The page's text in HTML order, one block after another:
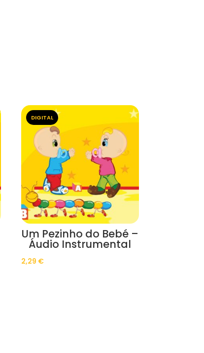
DIGITAL
Um Pezinho do Bebé –
Áudio Instrumental
2,29 €